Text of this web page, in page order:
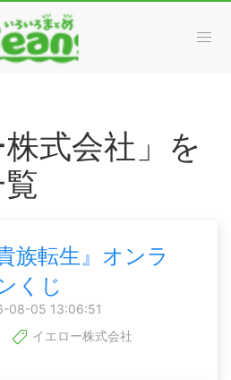
株式会社」を
貴族転生』オンラ
くじ
08-05 13:06:51
イエロー株式会社